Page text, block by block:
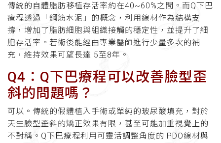
傳統的自體脂肪移植存活率約在40~60%之間。而Q下巴
療程透過「鋼筋水泥」的概念，利用線材作為結構支
撐，增加了脂肪細胞與組織接觸的穩定性，並提升了細
胞存活率。若術後能經由專業醫師進行少量多次的補
充，維持效果可望長達 5至8年。
Q4：Q下巴療程可以改善臉型歪
斜的問題嗎？
可以。傳統的假體植入手術或單純的玻尿酸填充，對於
天生臉型歪斜的矯正效果有限，甚至可能加重視覺上的
不對稱。Q下巴療程利用可靈活調整角度的 PDO線材與